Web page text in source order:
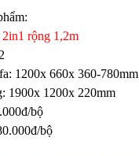
rộng 1,2m
1200x 660x 360-780mm
1900x 1200x 220mm
bộ
bộ